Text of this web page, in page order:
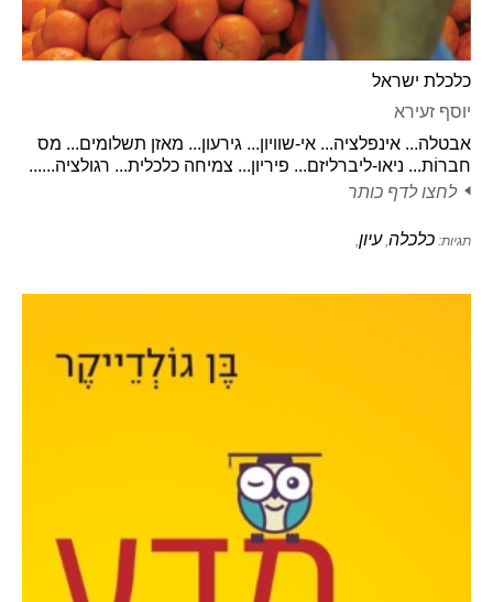
כלכלת ישראל
יוסף זעירא
אבטלה... אינפלציה... אי-שוויון... גירעון... מאזן תשלומים... מס
חברוֹת... ניאו-ליברליזם... פיריון... צמיחה כלכלית... רגולציה......
לחצו לדף כותר
תגיות: כלכלה ,עיון